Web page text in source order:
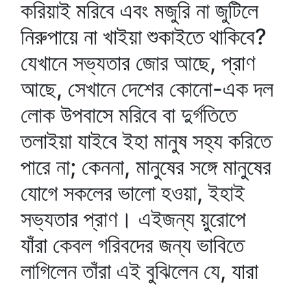
করিয়াই মরিবে এবং মজুরি না জুটিলে
নিরুপায়ে না খাইয়া শুকাইতে থাকিবে?
যেখানে সভ্যতার জোর আছে, প্রাণ
আছে, সেখানে দেশের কোনো-এক দল
লোক উপবাসে মরিবে বা দুর্গতিতে
তলাইয়া যাইবে ইহা মানুষ সহ্য করিতে
পারে না; কেননা, মানুষের সঙ্গে মানুষের
যোগে সকলের ভালো হওয়া, ইহাই
সভ্যতার প্রাণ। এইজন্য য়ুরোপে
যাঁরা কেবল গরিবদের জন্য ভাবিতে
লাগিলেন তাঁরা এই বুঝিলেন যে, যারা